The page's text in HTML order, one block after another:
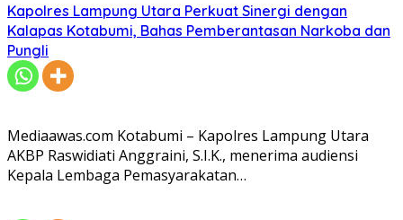
Kapolres Lampung Utara Perkuat Sinergi dengan
Kalapas Kotabumi, Bahas Pemberantasan Narkoba dan
Pungli
Mediaawas.com Kotabumi – Kapolres Lampung Utara
AKBP Raswidiati Anggraini, S.I.K., menerima audiensi
Kepala Lembaga Pemasyarakatan…